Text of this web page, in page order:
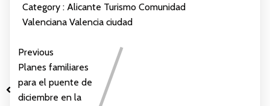
Category : Alicante Turismo Comunidad
Valenciana Valencia ciudad
Previous
Planes familiares
para el puente de
diciembre en la